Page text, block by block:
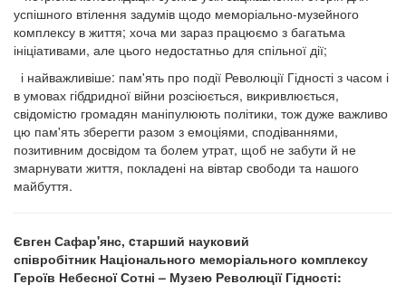
успішного втілення задумів щодо меморіально-музейного
комплексу в життя; хоча ми зараз працюємо з багатьма
ініціативами, але цього недостатньо для спільної дії;
і найважливіше: пам'ять про події Революції Гідності з часом і
в умовах гібдридної війни розсіюється, викривлюється,
свідомістю громадян маніпулюють політики, тож дуже важливо
цю пам'ять зберегти разом з емоціями, сподіваннями,
позитивним досвідом та болем утрат, щоб не забути й не
змарнувати життя, покладені на вівтар свободи та нашого
майбуття.
Євген Сафар'янс, cтарший науковий
співробітник Національного меморіального комплексу
Героїв Небесної Сотні – Музею Революції Гідності: